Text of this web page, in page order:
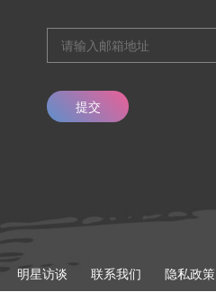
提交
明星访谈 联系我们 隐私政策